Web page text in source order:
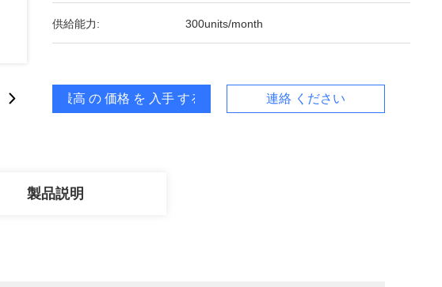
供給能力: 300units/month
最高 の 価格 を 入手 する 連絡 ください
製品説明